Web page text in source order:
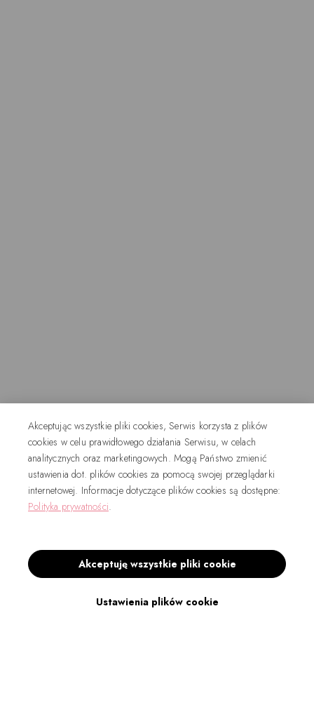
Akceptując wszystkie pliki cookies, Serwis korzysta z plików
cookies w celu prawidłowego działania Serwisu, w celach
analitycznych oraz marketingowych. Mogą Państwo zmienić
ustawienia dot. plików cookies za pomocą swojej przeglądarki
internetowej. Informacje dotyczące plików cookies są dostępne:
Polityka prywatności.
Ustawienia plików cookie
Akceptuję wszystkie pliki cookie